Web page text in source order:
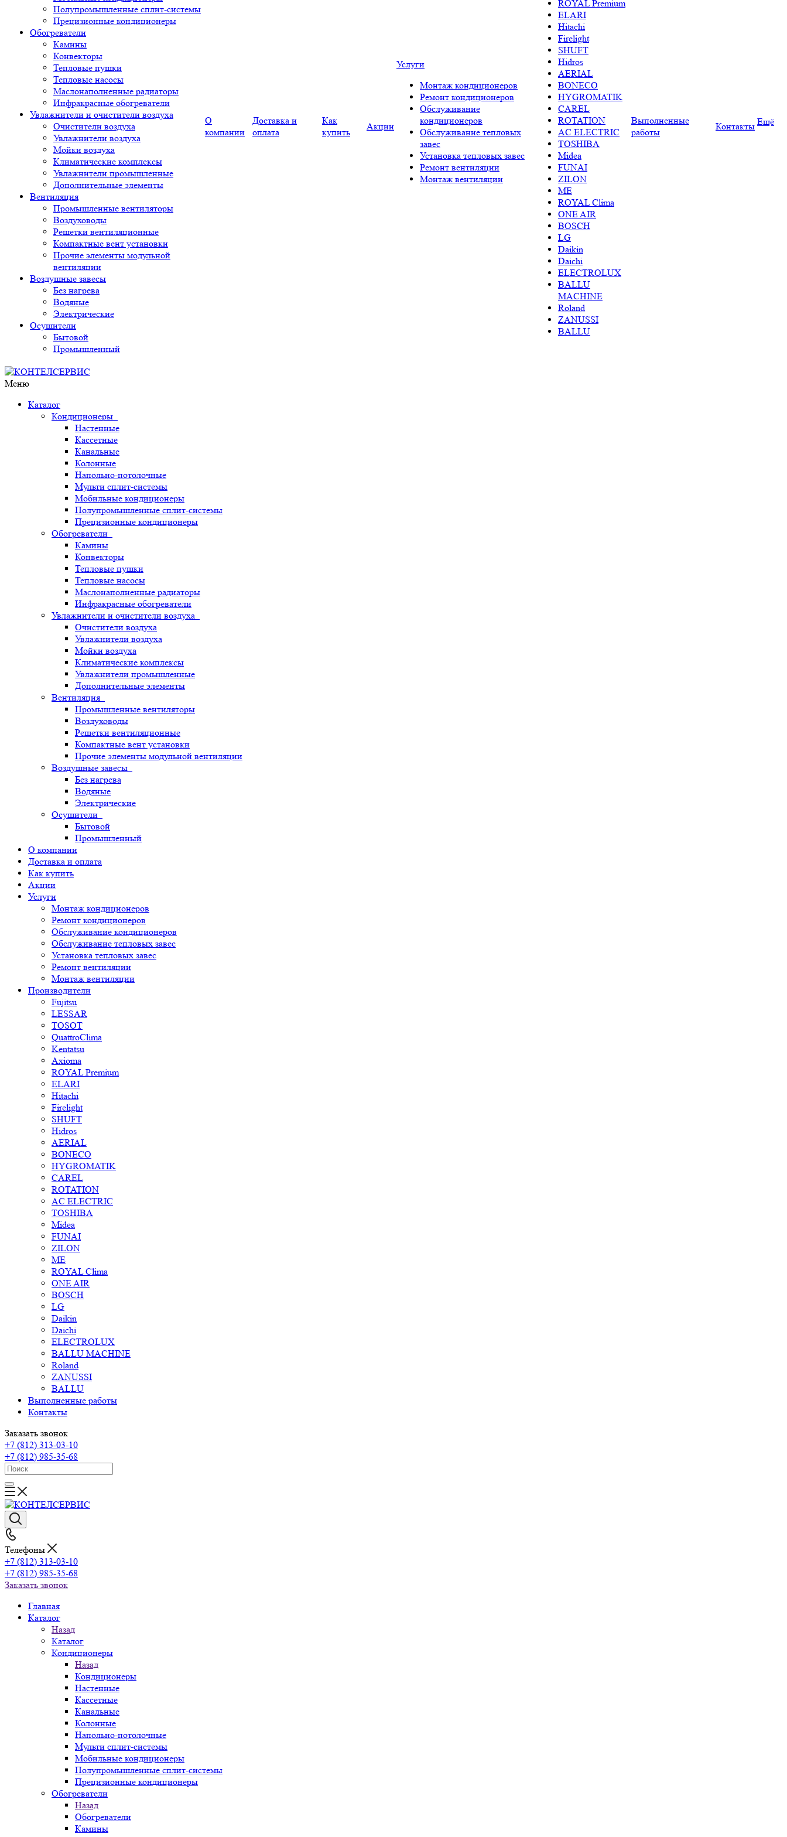
Полупромышленные сплит-системы
Прецизионные кондиционеры
Обогреватели
Камины
Конвекторы
Тепловые пушки
Тепловые насосы
Маслонаполненные радиаторы
Инфракрасные обогреватели
Увлажнители и очистители воздуха
Очистители воздуха
Увлажнители воздуха
Мойки воздуха
Климатические комплексы
Увлажнители промышленные
Дополнительные элементы
Вентиляция
Промышленные вентиляторы
Воздуховоды
Решетки вентиляционные
Компактные вент установки
Прочие элементы модульной
вентиляции
Воздушные завесы
Без нагрева
Водяные
Электрические
Осушители
Бытовой
Промышленный
О
компании
Доставка и
оплата
Как
купить
Акции
Услуги
Монтаж кондиционеров
Ремонт кондиционеров
Обслуживание
кондиционеров
Обслуживание тепловых
завес
Установка тепловых завес
Ремонт вентиляции
Монтаж вентиляции
ROYAL Premium
ELARI
Hitachi
Firelight
SHUFT
Hidros
AERIAL
BONECO
HYGROMATIK
CAREL
ROTATION
AC ELECTRIC
TOSHIBA
Midea
FUNAI
ZILON
ME
ROYAL Clima
ONE AIR
BOSCH
LG
Daikin
Daichi
ELECTROLUX
BALLU
MACHINE
Roland
ZANUSSI
BALLU
Выполненные
работы
Контакты Ещё
Меню
Каталог
Кондиционеры
Настенные
Кассетные
Канальные
Колонные
Напольно-потолочные
Мульти сплит-системы
Мобильные кондиционеры
Полупромышленные сплит-системы
Прецизионные кондиционеры
Обогреватели
Камины
Конвекторы
Тепловые пушки
Тепловые насосы
Маслонаполненные радиаторы
Инфракрасные обогреватели
Увлажнители и очистители воздуха
Очистители воздуха
Увлажнители воздуха
Мойки воздуха
Климатические комплексы
Увлажнители промышленные
Дополнительные элементы
Вентиляция
Промышленные вентиляторы
Воздуховоды
Решетки вентиляционные
Компактные вент установки
Прочие элементы модульной вентиляции
Воздушные завесы
Без нагрева
Водяные
Электрические
Осушители
Бытовой
Промышленный
О компании
Доставка и оплата
Как купить
Акции
Услуги
Монтаж кондиционеров
Ремонт кондиционеров
Обслуживание кондиционеров
Обслуживание тепловых завес
Установка тепловых завес
Ремонт вентиляции
Монтаж вентиляции
Производители
Fujitsu
LESSAR
TOSOT
QuattroClima
Kentatsu
Axioma
ROYAL Premium
ELARI
Hitachi
Firelight
SHUFT
Hidros
AERIAL
BONECO
HYGROMATIK
CAREL
ROTATION
AC ELECTRIC
TOSHIBA
Midea
FUNAI
ZILON
ME
ROYAL Clima
ONE AIR
BOSCH
LG
Daikin
Daichi
ELECTROLUX
BALLU MACHINE
Roland
ZANUSSI
BALLU
Выполненные работы
Контакты
Заказать звонок
+7 (812) 313-03-10
+7 (812) 985-35-68
Телефоны
+7 (812) 313-03-10
+7 (812) 985-35-68
Заказать звонок
Главная
Каталог
Назад
Каталог
Кондиционеры
Назад
Кондиционеры
Настенные
Кассетные
Канальные
Колонные
Напольно-потолочные
Мульти сплит-системы
Мобильные кондиционеры
Полупромышленные сплит-системы
Прецизионные кондиционеры
Обогреватели
Назад
Обогреватели
Камины